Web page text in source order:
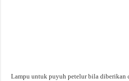
Lampu untuk puyuh petelur bila diberikan